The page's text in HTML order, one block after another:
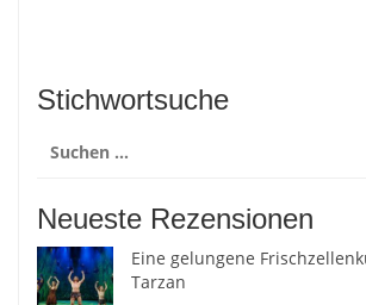
Stichwortsuche
nach:
Neueste Rezensionen
Eine gelungene
Tarzan